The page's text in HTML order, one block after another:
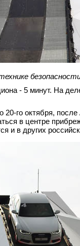
- 5 минут. На
20-го октября,
в центре
и в других